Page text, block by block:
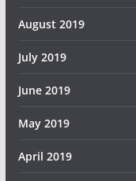
August 2019
July 2019
June 2019
May 2019
April 2019